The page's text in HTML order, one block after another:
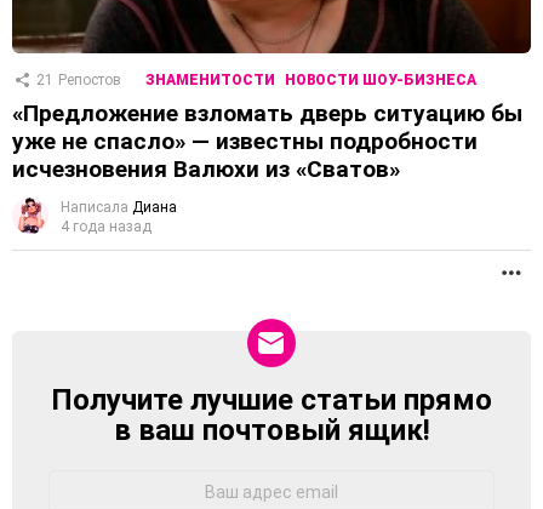
21 Репостов ЗНАМЕНИТОСТИ НОВОСТИ ШОУ-БИЗНЕСА
«Предложение взломать дверь ситуацию бы
уже не спасло» — известны подробности
исчезновения Валюхи из «Сватов»
Написала Диана
4 года назад
NEWSLETTER
Получите лучшие статьи прямо
в ваш почтовый ящик!